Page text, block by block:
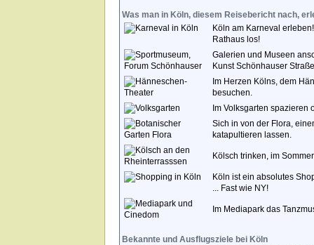
Was man in Köln, diesem Reisebericht nach,
Köln am Karneval
Rathaus los!
Galerien und Museen
Kunst Schönhauser
Im Herzen Kölns, dem
besuchen.
Im Volksgarten spazieren
Sich in von der Flora,
katapultieren lassen.
Kölsch trinken, im
Köln ist ein absolutes
... Fast wie NY!
Im Mediapark das
Bekannte und Ausflugsziele bei Köln